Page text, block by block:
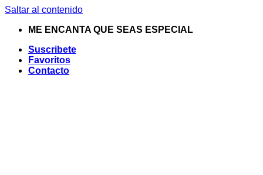
Saltar al contenido
ME ENCANTA QUE SEAS ESPECIAL
Suscribete
Favoritos
Contacto